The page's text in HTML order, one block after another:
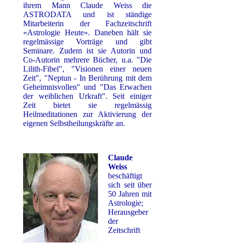
ihrem Mann Claude Weiss die
ASTRODATA und ist ständige
Mitarbeiterin der Fachzeitschrift
«Astrologie Heute». Daneben hält sie
regelmässige Vorträge und gibt
Seminare. Zudem ist sie Autorin und
Co-Autorin mehrere Bücher, u.a. "Die
Lilith-Fibel", "Visionen einer neuen
Zeit", "Neptun - In Berührung mit dem
Geheimnisvollen" und "Das Erwachen
der weiblichen Urkraft". Seit einiger
Zeit bietet sie regelmässig
Heilmeditationen zur Aktivierung der
eigenen Selbstheilungskräfte an.
Claude
Weiss
beschäftigt
sich seit über
50 Jahren mit
Astrologie;
Herausgeber
der
Zeitschrift